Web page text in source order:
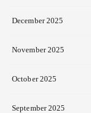
December 2025
November 2025
October 2025
September 2025